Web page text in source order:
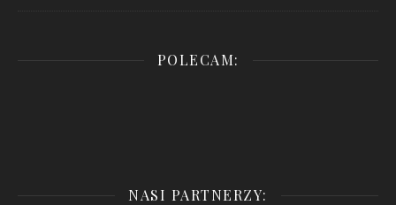
POLECAM:
NASI PARTNERZY: